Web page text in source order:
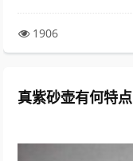
1906
真紫砂壶有何特点